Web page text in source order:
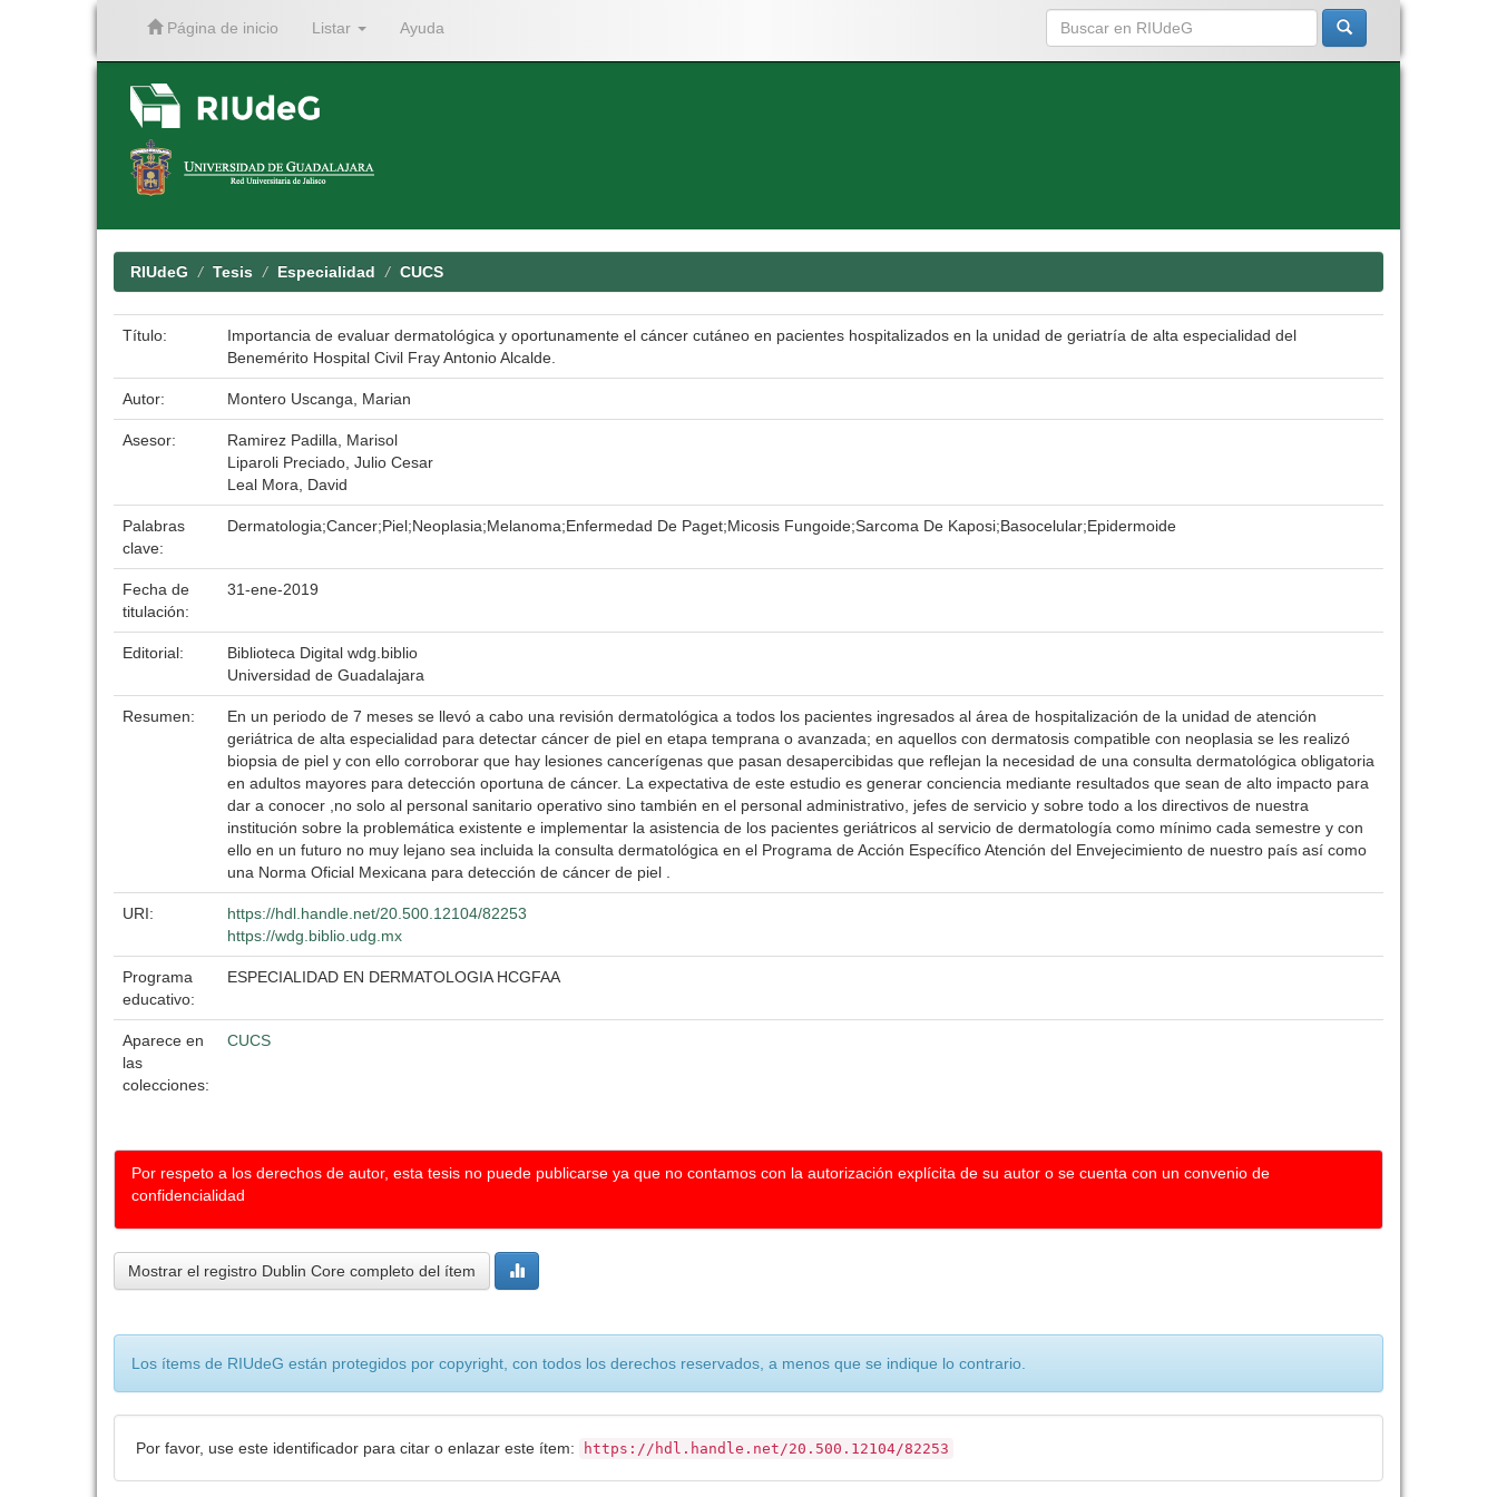
Página de inicio Listar Ayuda
RIUdeG Tesis Especialidad CUCS
Título:
Importancia de evaluar dermatológica y oportunamente el cáncer cutáneo en pacientes hospitalizados en la unidad de geriatría de alta especialidad del
Benemérito Hospital Civil Fray Antonio Alcalde.
Autor: Montero Uscanga, Marian
Asesor:
Ramirez Padilla, Marisol
Liparoli Preciado, Julio Cesar
Leal Mora, David
Palabras
clave:
Dermatologia;Cancer;Piel;Neoplasia;Melanoma;Enfermedad De Paget;Micosis Fungoide;Sarcoma De Kaposi;Basocelular;Epidermoide
Fecha de
titulación:
31-ene-2019
Editorial:
Biblioteca Digital wdg.biblio
Universidad de Guadalajara
Resumen:
En un periodo de 7 meses se llevó a cabo una revisión dermatológica a todos los pacientes ingresados al área de hospitalización de la unidad de atención
geriátrica de alta especialidad para detectar cáncer de piel en etapa temprana o avanzada; en aquellos con dermatosis compatible con neoplasia se les realizó
biopsia de piel y con ello corroborar que hay lesiones cancerígenas que pasan desapercibidas que reflejan la necesidad de una consulta dermatológica obligatoria
en adultos mayores para detección oportuna de cáncer. La expectativa de este estudio es generar conciencia mediante resultados que sean de alto impacto para
dar a conocer ,no solo al personal sanitario operativo sino también en el personal administrativo, jefes de servicio y sobre todo a los directivos de nuestra
institución sobre la problemática existente e implementar la asistencia de los pacientes geriátricos al servicio de dermatología como mínimo cada semestre y con
ello en un futuro no muy lejano sea incluida la consulta dermatológica en el Programa de Acción Específico Atención del Envejecimiento de nuestro país así como
una Norma Oficial Mexicana para detección de cáncer de piel .
URI:
https://hdl.handle.net/20.500.12104/82253
https://wdg.biblio.udg.mx
Programa
educativo:
ESPECIALIDAD EN DERMATOLOGIA HCGFAA
Aparece en
las
colecciones:
CUCS
Por respeto a los derechos de autor, esta tesis no puede publicarse ya que no contamos con la autorización explícita de su autor o se cuenta con un convenio de
confidencialidad
Mostrar el registro Dublin Core completo del ítem
Los ítems de RIUdeG están protegidos por copyright, con todos los derechos reservados, a menos que se indique lo contrario.
Por favor, use este identificador para citar o enlazar este ítem: https://hdl.handle.net/20.500.12104/82253